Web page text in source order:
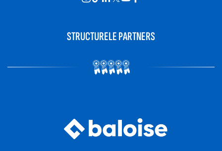
STRUCTURELE PARTNERS